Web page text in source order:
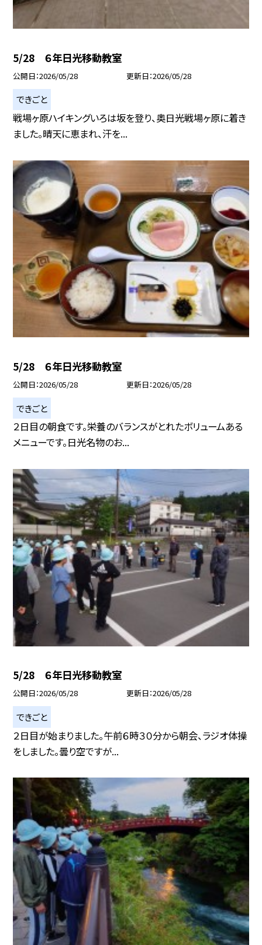
5/28 ６年日光移動教室
公開日 2026/05/28 更新日 2026/05/28
できごと
戦場ヶ原ハイキングいろは坂を登り、奥日光戦場ヶ原に着き
ました。晴天に恵まれ、汗を...
5/28 ６年日光移動教室
公開日 2026/05/28 更新日 2026/05/28
できごと
２日目の朝食です。栄養のバランスがとれたボリュームある
メニューです。日光名物のお...
5/28 ６年日光移動教室
公開日 2026/05/28 更新日 2026/05/28
できごと
２日目が始まりました。午前６時３０分から朝会、ラジオ体操
をしました。曇り空ですが...